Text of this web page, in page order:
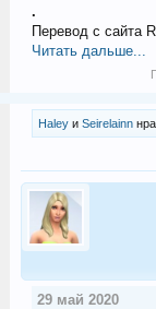
.
Перевод с сайта
Читать дальше...
Haleyи Seirelainn
29 май 2020